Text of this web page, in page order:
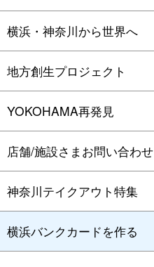
横浜・神奈川から世界へ
地方創生プロジェクト
YOKOHAMA再発見
店舗/施設さまお問い合わせ
神奈川テイクアウト特集
横浜バンクカードを作る